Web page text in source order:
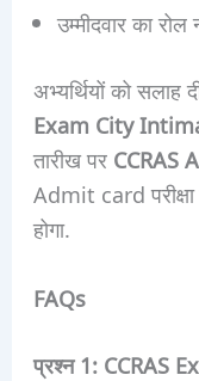
उम्मीदवार का
अभ्यर्थियों को सलाह
Exam City
तारीख पर CCRAS
Admit card
होगा.
FAQs
प्रश्न 1: CCRAS